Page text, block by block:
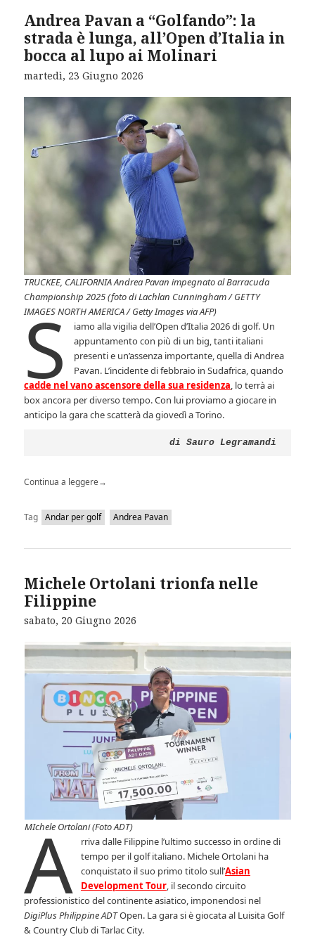
Andrea Pavan a “Golfando”: la
strada è lunga, all’Open d’Italia in
bocca al lupo ai Molinari
martedì, 23 Giugno 2026
TRUCKEE, CALIFORNIA Andrea Pavan impegnato al Barracuda
Championship 2025 (foto di Lachlan Cunningham / GETTY
IMAGES NORTH AMERICA / Getty Images via AFP)
S
iamo alla vigilia dell’Open d’Italia 2026 di golf. Un
appuntamento con più di un big, tanti italiani
presenti e un’assenza importante, quella di Andrea
Pavan. L’incidente di febbraio in Sudafrica, quando
cadde nel vano ascensore della sua residenza, lo terrà ai
box ancora per diverso tempo. Con lui proviamo a giocare in
anticipo la gara che scatterà da giovedì a Torino.
di Sauro Legramandi
Continua a leggere→
Tag Andar per golf Andrea Pavan
Michele Ortolani trionfa nelle
Filippine
sabato, 20 Giugno 2026
MIchele Ortolani (Foto ADT)
A
rriva dalle Filippine l’ultimo successo in ordine di
tempo per il golf italiano. Michele Ortolani ha
conquistato il suo primo titolo sull’Asian
Development Tour, il secondo circuito
professionistico del continente asiatico, imponendosi nel
DigiPlus Philippine ADTOpen. La gara si è giocata al Luisita Golf
& Country Club di Tarlac City.